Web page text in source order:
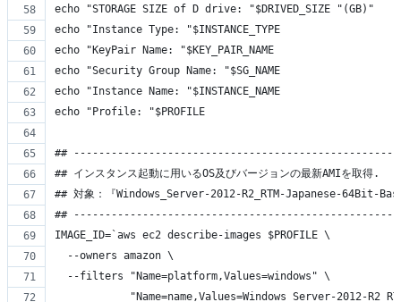
echo "STORAGE SIZE of D drive: "$DRIVED_SIZE "(GB)"
echo "Instance Type: "$INSTANCE_TYPE
echo "KeyPair Name: "$KEY_PAIR_NAME
echo "Security Group Name: "$SG_NAME
echo "Instance Name: "$INSTANCE_NAME
echo "Profile: "$PROFILE
##
## インスタンス起動に用いるOS及びバージョンの最新AMIを取得.
## 対象：『Windows_Server-2012-R2_RTM-Japanese-64Bit-
##
IMAGE_ID=`aws ec2 describe-images $PROFILE \
  --owners amazon \
  --filters "Name=platform,Values=windows" \
"Name=name,Values=Windows_Server-2012-